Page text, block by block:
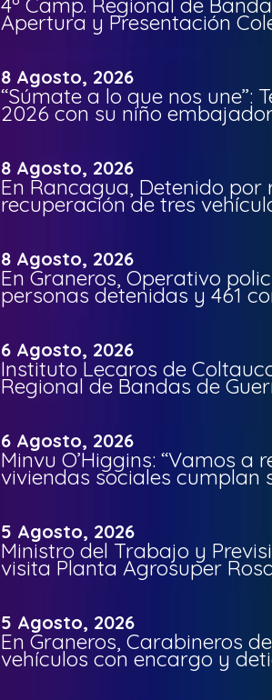
Apertura y Presentación
8 Agosto, 2026
“Súmate a lo que nos une”:
2026 con su niño
8 Agosto, 2026
En Rancagua, Detenido por
recuperación de tres
8 Agosto, 2026
En Graneros, Operativo
personas detenidas y 461
6 Agosto, 2026
Instituto Lecaros de
Regional de Bandas de
6 Agosto, 2026
Minvu O’Higgins: “Vamos a
viviendas sociales cumplan
5 Agosto, 2026
Ministro del Trabajo y
visita Planta Agrosuper
5 Agosto, 2026
En Graneros, Carabineros
vehículos con encargo y